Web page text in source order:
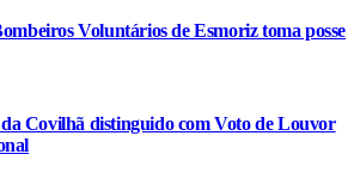
Voluntários de Esmoriz toma posse
Covilhã distinguido com Voto de Louvor